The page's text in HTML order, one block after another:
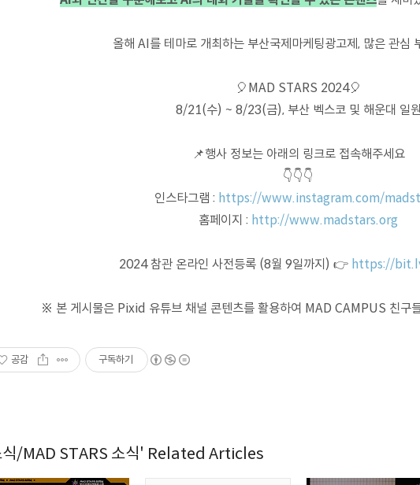
올해 AI를 테마로 개최하는 부산국제마케팅광고제, 많은 관심
🎈MAD STARS 2024🎈
8/21(수) ~ 8/23(금), 부산 벡스코 및 해운대 일원
📌행사 정보는 아래의 링크로 접속해주세요
👇👇👇
인스타그램 : https://www.instagram.com/
홈페이지 : http://www.madstars.org
2024 참관 온라인 사전등록 (8월 9일까지) 👉 https://
※ 본 게시물은 Pixid 유튜브 채널 콘텐츠를 활용하여 MAD CAMPUS 친구
공감 구독하기
/MAD STARS 소식' Related Articles